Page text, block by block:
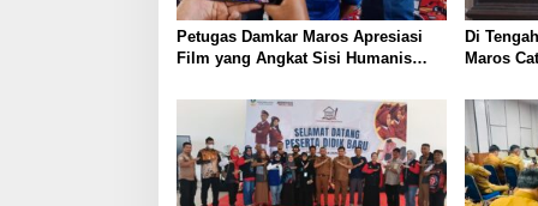
Petugas Damkar Maros Apresiasi
Film yang Angkat Sisi Humanis
Di
Maros